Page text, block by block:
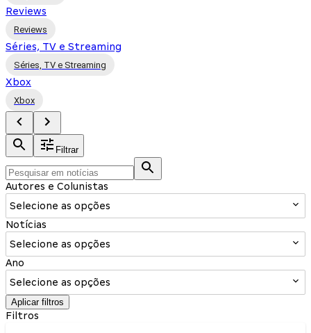
Reviews
Reviews
Séries, TV e Streaming
Séries, TV e Streaming
Xbox
Xbox
Filtrar
Autores e Colunistas
Selecione as opções
Notícias
Selecione as opções
Ano
Selecione as opções
Aplicar filtros
Filtros